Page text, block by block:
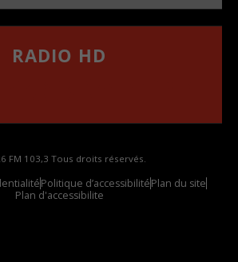
RADIO HD
FM 103,3 Tous droits réservés.
Politique d’accessibilitéPlan du site
Plan d'accessibilite